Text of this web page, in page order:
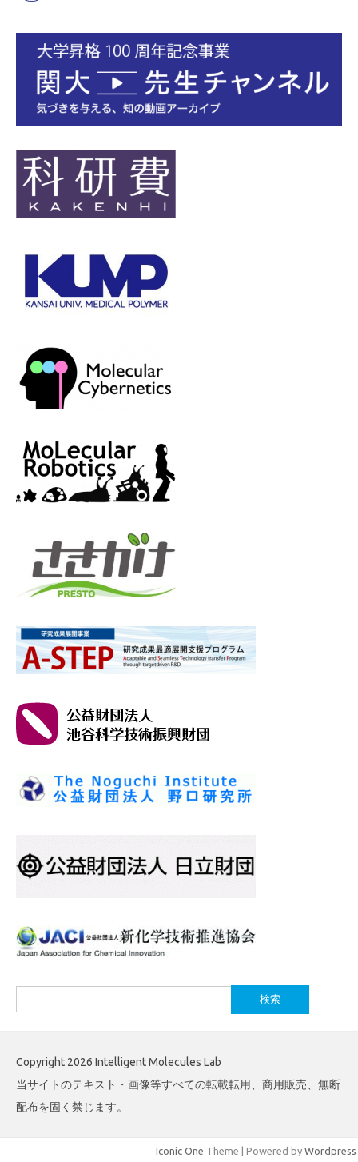
索:
Copyright 2026 Intelligent Molecules Lab
当サイトのテキスト・画像等すべての転載転用、商用販売、無断
配布を固く禁じます。
Iconic One Theme | Powered by Wordpress